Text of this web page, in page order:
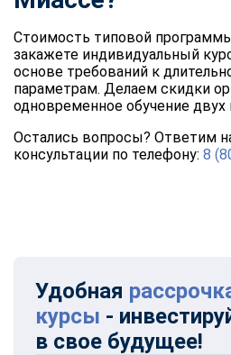
Стоимость типовой
закажете индивидуальный
основе требований к
параметрам. Делаем скидки
одновременное обучение двух
Остались вопросы? Ответим
консультации по телефону: 8
Удобная
курсы -
в свое будущее!